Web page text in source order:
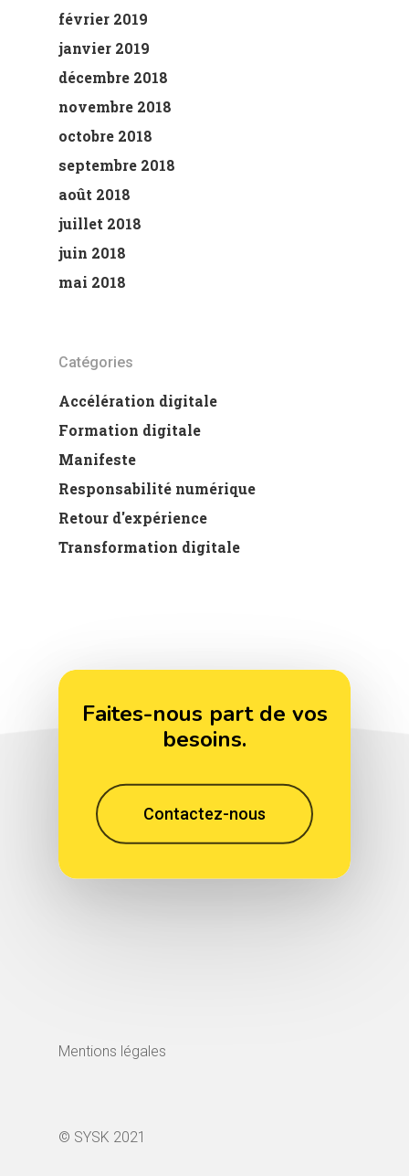
février 2019
janvier 2019
décembre 2018
novembre 2018
octobre 2018
septembre 2018
août 2018
juillet 2018
juin 2018
mai 2018
Catégories
Accélération digitale
Formation digitale
Manifeste
Responsabilité numérique
Retour d'expérience
Transformation digitale
Faites-nous part de vos
besoins.
Contactez-nous
Mentions légales
© SYSK 2021